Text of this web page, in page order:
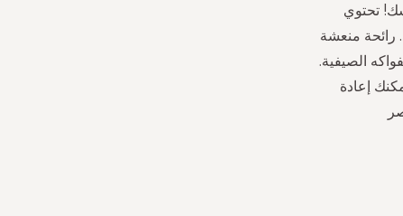
تحتوي
رائحة منعشة
الصيفية.
إعادة